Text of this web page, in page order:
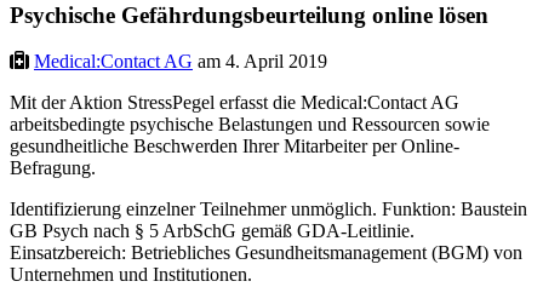
Psychische Gefährdungsbeurteilung online lösen
Medical:Contact AG am 4. April 2019
Mit der Aktion StressPegel erfasst die Medical:Contact AG
arbeitsbedingte psychische Belastungen und Ressourcen sowie
gesundheitliche Beschwerden Ihrer Mitarbeiter per Online-
Befragung.
Identifizierung einzelner Teilnehmer unmöglich. Funktion: Baustein
GB Psych nach § 5 ArbSchG gemäß GDA-Leitlinie.
Einsatzbereich: Betriebliches Gesundheitsmanagement (BGM) von
Unternehmen und Institutionen.